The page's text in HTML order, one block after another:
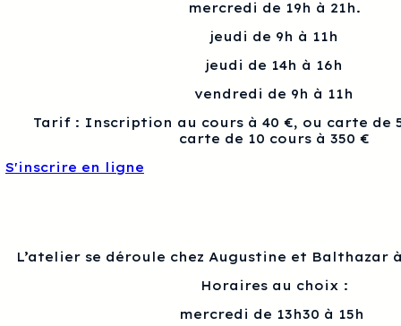
mercredi de 19h à 21h.
jeudi de 9h à 11h
jeudi de 14h à 16h
vendredi de 9h à 11h
Tarif : Inscription au cours à 40 €, ou carte de
carte de 10 cours à 350 €
S'inscrire en ligne
L’atelier se déroule chez Augustine et Balthazar
Horaires au choix :
mercredi de 13h30 à 15h